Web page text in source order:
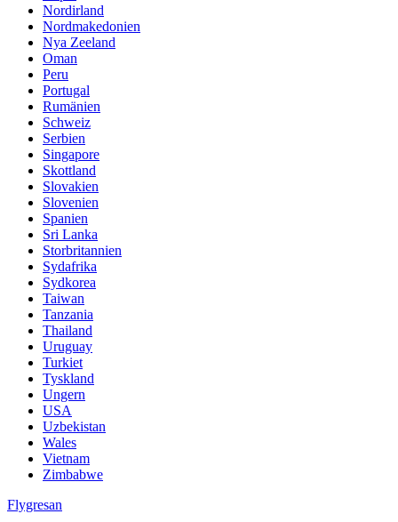
Nordirland
Nordmakedonien
Nya Zeeland
Oman
Peru
Portugal
Rumänien
Schweiz
Serbien
Singapore
Skottland
Slovakien
Slovenien
Spanien
Sri Lanka
Storbritannien
Sydafrika
Sydkorea
Taiwan
Tanzania
Thailand
Uruguay
Turkiet
Tyskland
Ungern
USA
Uzbekistan
Wales
Vietnam
Zimbabwe
Flygresan